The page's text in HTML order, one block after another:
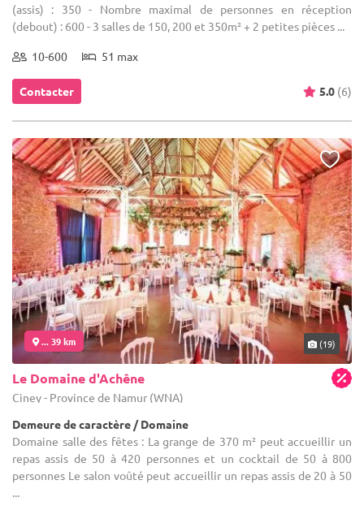
(assis) : 350 - Nombre maximal de personnes en réception
(debout) : 600 - 3 salles de 150, 200 et 350m² + 2 petites pièces ...
10-600 51 max
Contacter 5.0 (6)
... 39 km (19)
Le Domaine d'Achêne
Ciney - Province de Namur (WNA)
Demeure de caractère / Domaine
Domaine salle des fêtes : La grange de 370 m² peut accueillir un
repas assis de 50 à 420 personnes et un cocktail de 50 à 800
personnes Le salon voûté peut accueillir un repas assis de 20 à 50
...